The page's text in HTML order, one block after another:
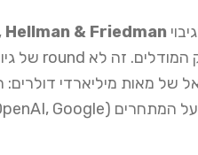
, Hellman & Friedman